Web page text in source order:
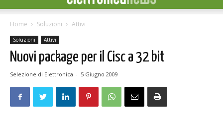
Home Soluzioni Attivi
Soluzioni Attivi
Nuovi package per il Cisc a 32 bit
Selezione di Elettronica - 5 Giugno 2009